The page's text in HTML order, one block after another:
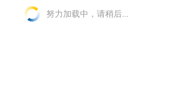
努力加载中，请稍后...